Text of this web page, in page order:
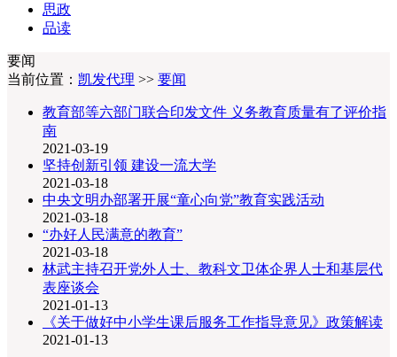
思政
品读
要闻
当前位置： 凯发代理 >> 要闻
教育部等六部门联合印发文件 义务教育质量有了评价指
南
2021-03-19
坚持创新引领 建设一流大学
2021-03-18
中央文明办部署开展“童心向党”教育实践活动
2021-03-18
“办好人民满意的教育”
2021-03-18
林武主持召开党外人士、教科文卫体企界人士和基层代
表座谈会
2021-01-13
《关于做好中小学生课后服务工作指导意见》政策解读
2021-01-13